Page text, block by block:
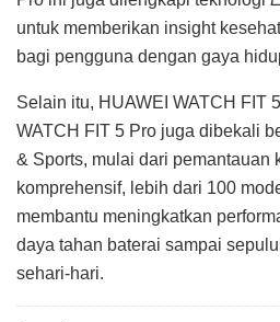
untuk memberikan insight
bagi pengguna dengan gaya
Selain itu, HUAWEI WATCH FIT
WATCH FIT 5 Pro juga dibekali
& Sports, mulai dari pemantauan
komprehensif, lebih dari 100
membantu meningkatkan
daya tahan baterai sampai
sehari-hari.